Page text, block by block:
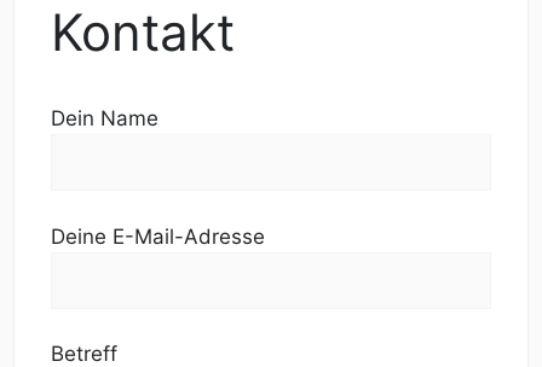
Kontakt
Dein Name
Deine E-Mail-Adresse
Betreff